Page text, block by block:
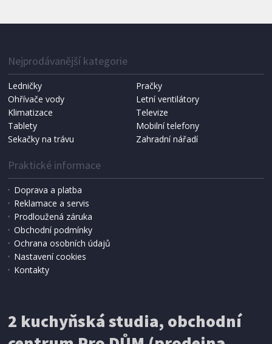
Nejprodávanější kategorie
Ledničky
Pračky
Ohřívače vody
Letní ventilátory
Klimatizace
Televize
Tablety
Mobilní telefony
Sekačky na trávu
Zahradní nářadí
Praktické informace
Doprava a platba
Reklamace a servis
Prodloužená záruka
Obchodní podmínky
Ochrana osobních údajů
Nastavení cookies
Kontakty
2 kuchyňská studia, obchodní